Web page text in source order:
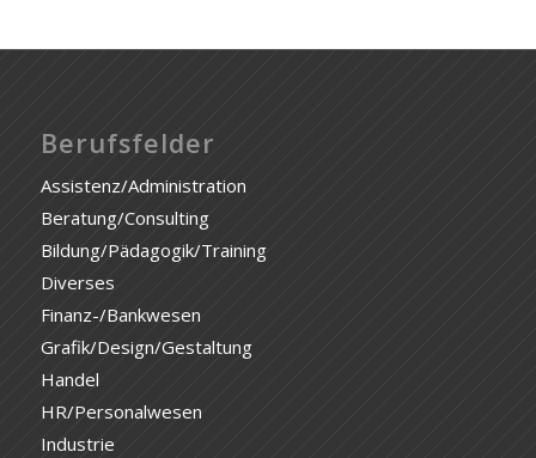
Berufsfelder
Assistenz/Administration
Beratung/Consulting
Bildung/Pädagogik/Training
Diverses
Finanz-/Bankwesen
Grafik/Design/Gestaltung
Handel
HR/Personalwesen
Industrie